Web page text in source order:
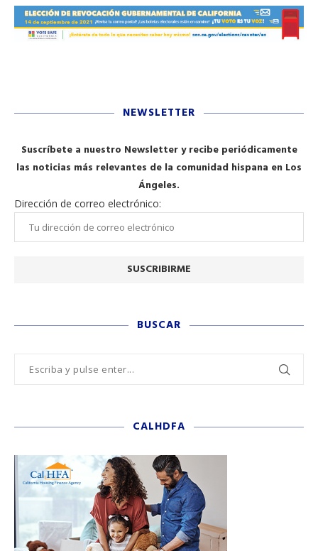
NEWSLETTER
Suscríbete a nuestro Newsletter y recibe periódicamente
las noticias más relevantes de la comunidad hispana en Los
Ángeles.
Dirección de correo electrónico:
BUSCAR
CALHDFA